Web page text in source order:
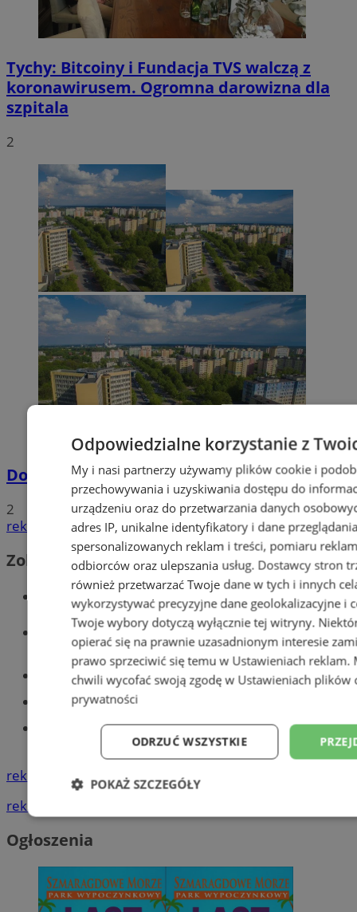
Tychy: Bitcoiny i Fundacja TVS walczą z
koronawirusem. Ogromna darowizna dla
szpitala
2
Dowody osobiste z odciskami palców
2
reklama
Zobacz również
Wiadomości kryminalne w Tychach
Wiadomości lokalne
Części samochodowe do -70%!
Tworzenie stron www - Tychy
Znajdź pracę - codziennie nowe
reklama
reklama
Ogłoszenia
Odpowiedzialne korzystanie z
My i nasi partnerzy używamy plików cookie i
przechowywania i uzyskiwania dostępu do
urządzeniu oraz do przetwarzania danych
adres IP, unikalne identyfikatory i dane
spersonalizowanych reklam i treści, pomiaru
odbiorców oraz ulepszania usług. Dostawcy stron
również przetwarzać Twoje dane w tych i innych
wykorzystywać precyzyjne dane geolokalizacyjne i
Twoje wybory dotyczą wyłącznie tej witryny.
opierać się na prawnie uzasadnionym interesie
prawo sprzeciwić się temu w Ustawieniach reklam.
chwili wycofać swoją zgodę w Ustawieniach plików
prywatności
ODRZUĆ WSZYSTKIE
POKAŻ SZCZEGÓŁY
Niezbędne Wydajność
Niesklasyfikowane